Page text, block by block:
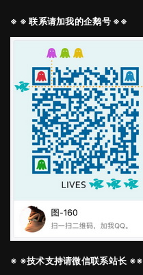
※ ※ 联系请加我的企鹅号 ※※
※ ※技术支持请微信联系站长 ※※